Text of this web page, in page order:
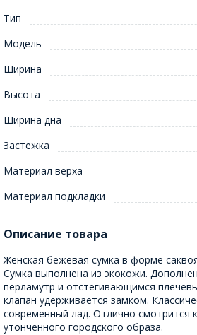
Тип
Модель
Ширина
Высота
Ширина дна
Застежка
Материал верха
Материал подкладки
Описание товара
Женская бежевая сумка в форме
Сумка выполнена из экокожи.
перламутр и отстегивающимся
клапан удерживается замком.
современный лад. Отлично смотрится
утонченного городского образа.